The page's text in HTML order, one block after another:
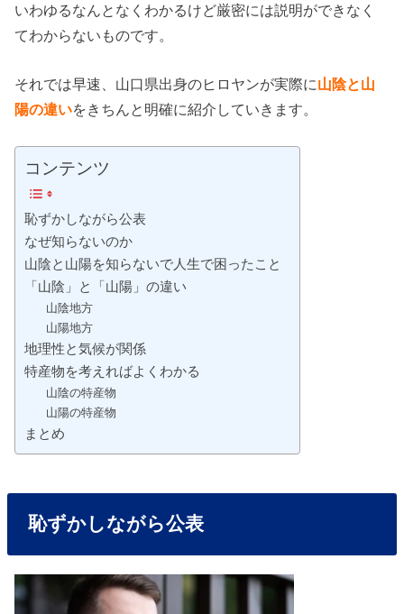
いわゆるなんとなくわかるけど厳密には説明ができなく
てわからないものです。
それでは早速、山口県出身のヒロヤンが実際に山陰と山
陽の違いをきちんと明確に紹介していきます。
コンテンツ
恥ずかしながら公表
なぜ知らないのか
山陰と山陽を知らないで人生で困ったこと
「山陰」と「山陽」の違い
山陰地方
山陽地方
地理性と気候が関係
特産物を考えればよくわかる
山陰の特産物
山陽の特産物
まとめ
恥ずかしながら公表